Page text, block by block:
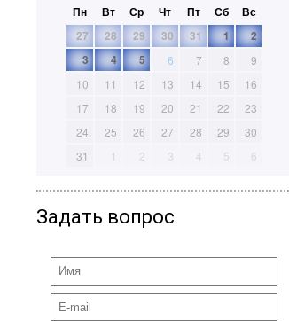
Пн Вт Ср Чт Пт Сб
Вс
27
28 29 30 31 1
2
3
4 5 6 7 8
9
10
11 12 13 14 15
16
17
18 19 20 21 22
23
24
25 26 27 28 29
30
31
1 2 3 4 5 6
Задать вопрос